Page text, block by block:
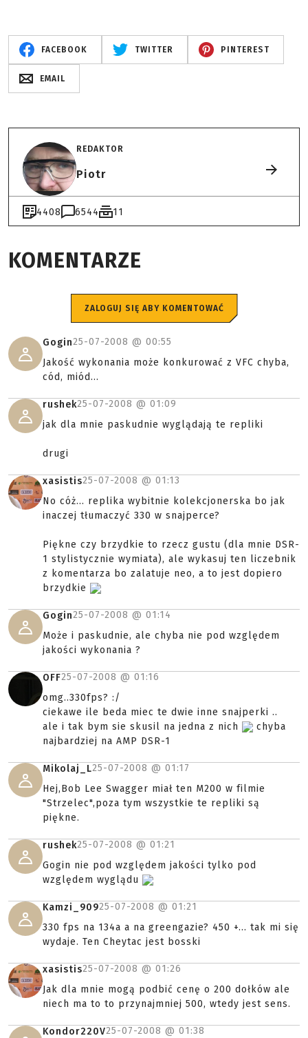
FACEBOOK TWITTER PINTEREST
EMAIL
REDAKTOR
Piotr
4408 6544 11
KOMENTARZE
ZALOGUJ SIĘ ABY KOMENTOWAĆ
Gogin25-07-2008 @ 00:55
Jakość wykonania może konkurować z VFC chyba,
cód, miód...
rushek25-07-2008 @ 01:09
jak dla mnie paskudnie wyglądają te repliki
drugi
xasistis25-07-2008 @ 01:13
No cóż... replika wybitnie kolekcjonerska bo jak
inaczej tłumaczyć 330 w snajperce?
Piękne czy brzydkie to rzecz gustu (dla mnie DSR-
1 stylistycznie wymiata), ale wykasuj ten liczebnik
z komentarza bo zalatuje neo, a to jest dopiero
brzydkie
Gogin25-07-2008 @ 01:14
Może i paskudnie, ale chyba nie pod względem
jakości wykonania ?
OFF25-07-2008 @ 01:16
omg..330fps? :/
ciekawe ile beda miec te dwie inne snajperki ..
ale i tak bym sie skusil na jedna z nich
chyba
najbardziej na AMP DSR-1
Mikolaj_L25-07-2008 @ 01:17
Hej,Bob Lee Swagger miał ten M200 w filmie
"Strzelec",poza tym wszystkie te repliki są
piękne.
rushek25-07-2008 @ 01:21
Gogin nie pod względem jakości tylko pod
względem wyglądu
Kamzi_90925-07-2008 @ 01:21
330 fps na 134a a na greengazie? 450 +... tak mi się
wydaje. Ten Cheytac jest bosski
xasistis25-07-2008 @ 01:26
Jak dla mnie mogą podbić cenę o 200 dołków ale
niech ma to to przynajmniej 500, wtedy jest sens.
Kondor220V25-07-2008 @ 01:38